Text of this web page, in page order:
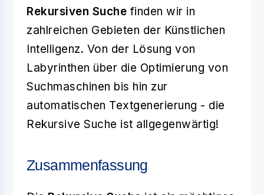
Rekursiven Suche finden wir in
zahlreichen Gebieten der Künstlichen
Intelligenz. Von der Lösung von
Labyrinthen über die Optimierung von
Suchmaschinen bis hin zur
automatischen Textgenerierung - die
Rekursive Suche ist allgegenwärtig!
Zusammenfassung